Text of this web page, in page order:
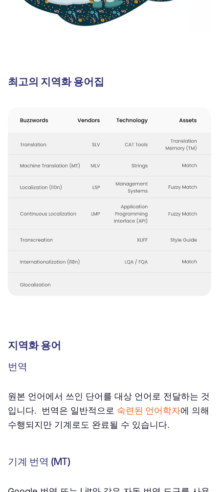
최고의 지역화 용어집
지역화 용어
번역
원본 언어에서 쓰인 단어를 대상 언어로 전달하는 것
입니다. 번역은 일반적으로 숙련된 언어학자에 의해
수행되지만 기계로도 완료될 수 있습니다.
기계 번역 (MT)